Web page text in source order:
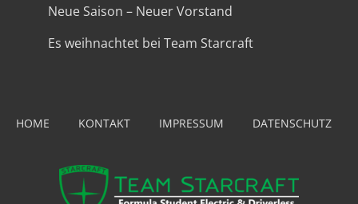
Neue Saison – Neuer Vorstand
Es weihnachtet bei Team Starcraft
HOME KONTAKT IMPRESSUM DATENSCHUTZ